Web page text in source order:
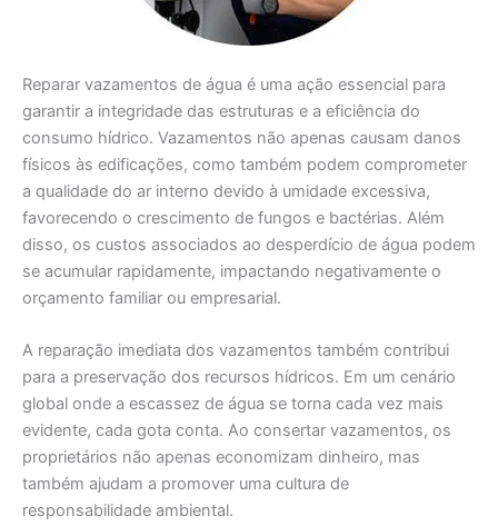
Reparar vazamentos de água é uma ação essencial para
garantir a integridade das estruturas e a eficiência do
consumo hídrico. Vazamentos não apenas causam danos
físicos às edificações, como também podem comprometer
a qualidade do ar interno devido à umidade excessiva,
favorecendo o crescimento de fungos e bactérias. Além
disso, os custos associados ao desperdício de água podem
se acumular rapidamente, impactando negativamente o
orçamento familiar ou empresarial.
A reparação imediata dos vazamentos também contribui
para a preservação dos recursos hídricos. Em um cenário
global onde a escassez de água se torna cada vez mais
evidente, cada gota conta. Ao consertar vazamentos, os
proprietários não apenas economizam dinheiro, mas
também ajudam a promover uma cultura de
responsabilidade ambiental.